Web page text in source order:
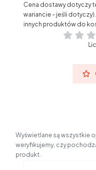
Cena dostawy dotyczy
wariancie - jeśli
innych produktów do
Wyświetlane są wszystkie
weryfikujemy, czy
produkt.